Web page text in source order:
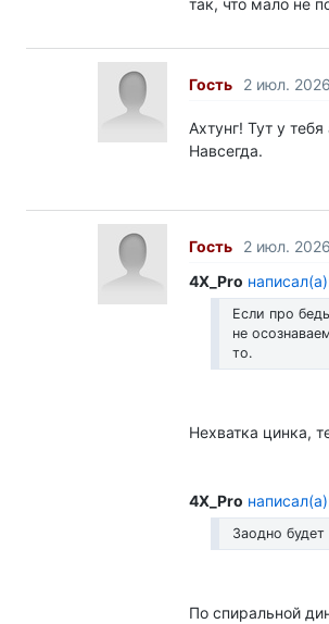
так, что мало не
Гость 2 июл.
Ахтунг! Тут у
Навсегда.
Гость 2 июл.
4X_Pro написал(а)
Если про
не
то.
Нехватка цинка,
4X_Pro написал(а)
Заодно будет
По спиральной